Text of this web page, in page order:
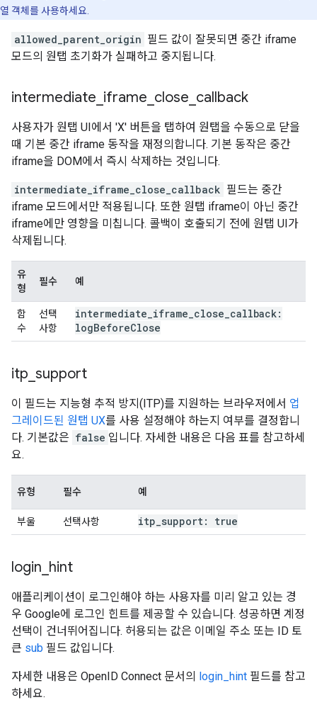
열 객체를 사용하세요.
allowed_parent_origin 필드 값이 잘못되면 중간 iframe
모드의 원탭 초기화가 실패하고 중지됩니다.
intermediate iframe close callback
사용자가 원탭 UI에서 'X' 버튼을 탭하여 원탭을 수동으로 닫을
때 기본 중간 iframe 동작을 재정의합니다. 기본 동작은 중간
iframe을 DOM에서 즉시 삭제하는 것입니다.
intermediate_iframe_close_callback 필드는 중간
iframe 모드에서만 적용됩니다. 또한 원탭 iframe이 아닌 중간
iframe에만 영향을 미칩니다. 콜백이 호출되기 전에 원탭 UI가
삭제됩니다.
유
형
필수 예
함
수
선택
사항
intermediate iframe close callback:
logBeforeClose
itp support
이 필드는 지능형 추적 방지(ITP)를 지원하는 브라우저에서 업
그레이드된 원탭 UX를 사용 설정해야 하는지 여부를 결정합니
다. 기본값은 false 입니다. 자세한 내용은 다음 표를 참고하세
요.
유형 필수 예
부울 선택사항 itp support: true
login hint
애플리케이션이 로그인해야 하는 사용자를 미리 알고 있는 경
우 Google에 로그인 힌트를 제공할 수 있습니다. 성공하면 계정
선택이 건너뛰어집니다. 허용되는 값은 이메일 주소 또는 ID 토
큰 sub 필드 값입니다.
자세한 내용은 OpenID Connect 문서의 login_hint 필드를 참고
하세요.